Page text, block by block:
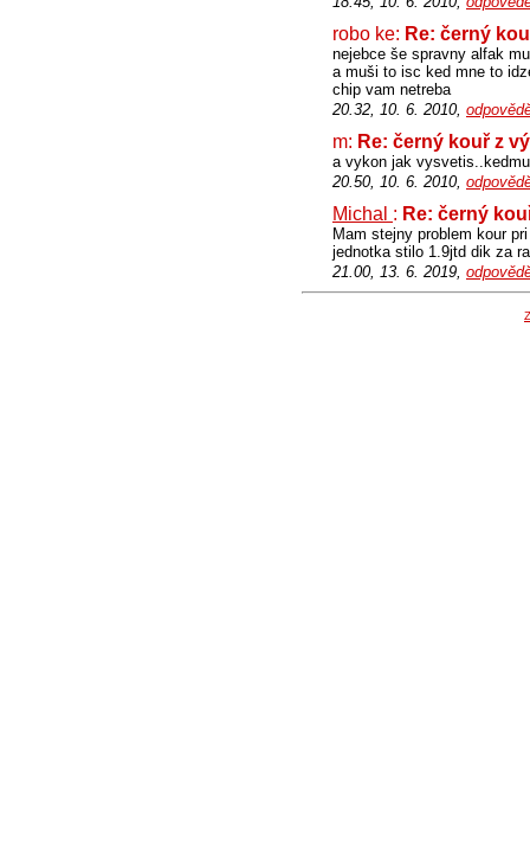
robo ke: Re: černý
nejebce še spravny alfak
a muši to isc ked mne to
chip vam netreba
20.32, 10. 6. 2010,
m: Re: černý kouř z
a vykon jak
20.50, 10. 6. 2010,
Michal : Re: černý
Mam stejny problem kour
jednotka stilo 1.9jtd dik za
21.00, 13. 6. 2019,